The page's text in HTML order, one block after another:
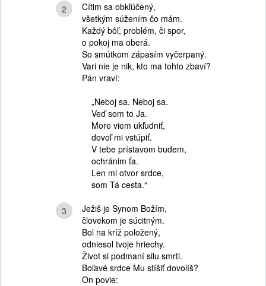
2
Cítim sa obkľúčený,
všetkým súžením čo mám.
Každý bôľ, problém, či spor,
o pokoj ma oberá.
So smútkom zápasím vyčerpaný.
Vari nie je nik, kto ma tohto zbaví?
Pán vraví:
„Neboj sa. Neboj sa.
Veď som to Ja.
More viem ukľudniť,
dovoľ mi vstúpiť.
V tebe prístavom budem,
ochránim ťa.
Len mi otvor srdce,
som Tá cesta.“
3
Ježiš je Synom Božím,
človekom je súcitným.
Bol na kríž položený,
odniesol tvoje hriechy.
Život si podmaní silu smrti.
Boľavé srdce Mu stíšiť dovolíš?
On povie: